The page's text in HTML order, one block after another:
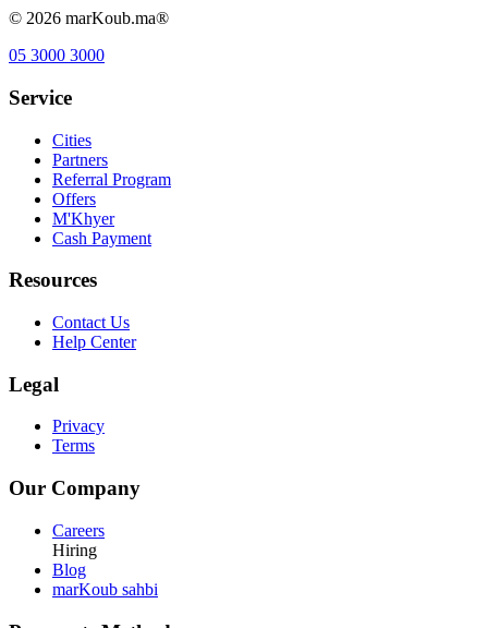
© 2026 marKoub.ma®
05 3000 3000
Service
Cities
Partners
Referral Program
Offers
M'Khyer
Cash Payment
Resources
Contact Us
Help Center
Legal
Privacy
Terms
Our Company
Careers
Hiring
Blog
marKoub sahbi